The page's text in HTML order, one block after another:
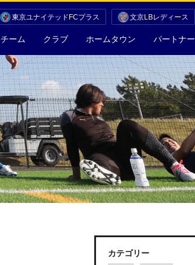
チーム クラブ ホームタウン パートナー
東京ユナイテッドFCプラス 文京LBレディース
カテゴリー